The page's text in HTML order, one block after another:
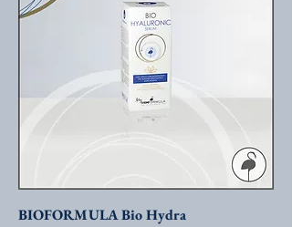
BIOFORMULA Bio Hydra